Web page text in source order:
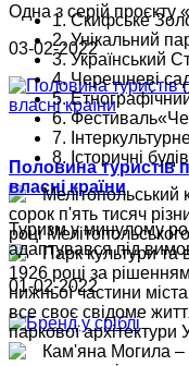
Одна з серій проєкту
03-02-2022
Половина туристів
власні країни
Туризм у минулому
адаптувався під
01-02-2022
1. Скифське
2. Унікальний
3. Український
4. Черешневі
5.
6.
7.
8. Історичні
Мелітопольський
сорок п'ять тисяч
році
Парк культури та
1926 році за
нижньої частини
все своє свідоме
паркової архітектури
Кам'яна Могила –